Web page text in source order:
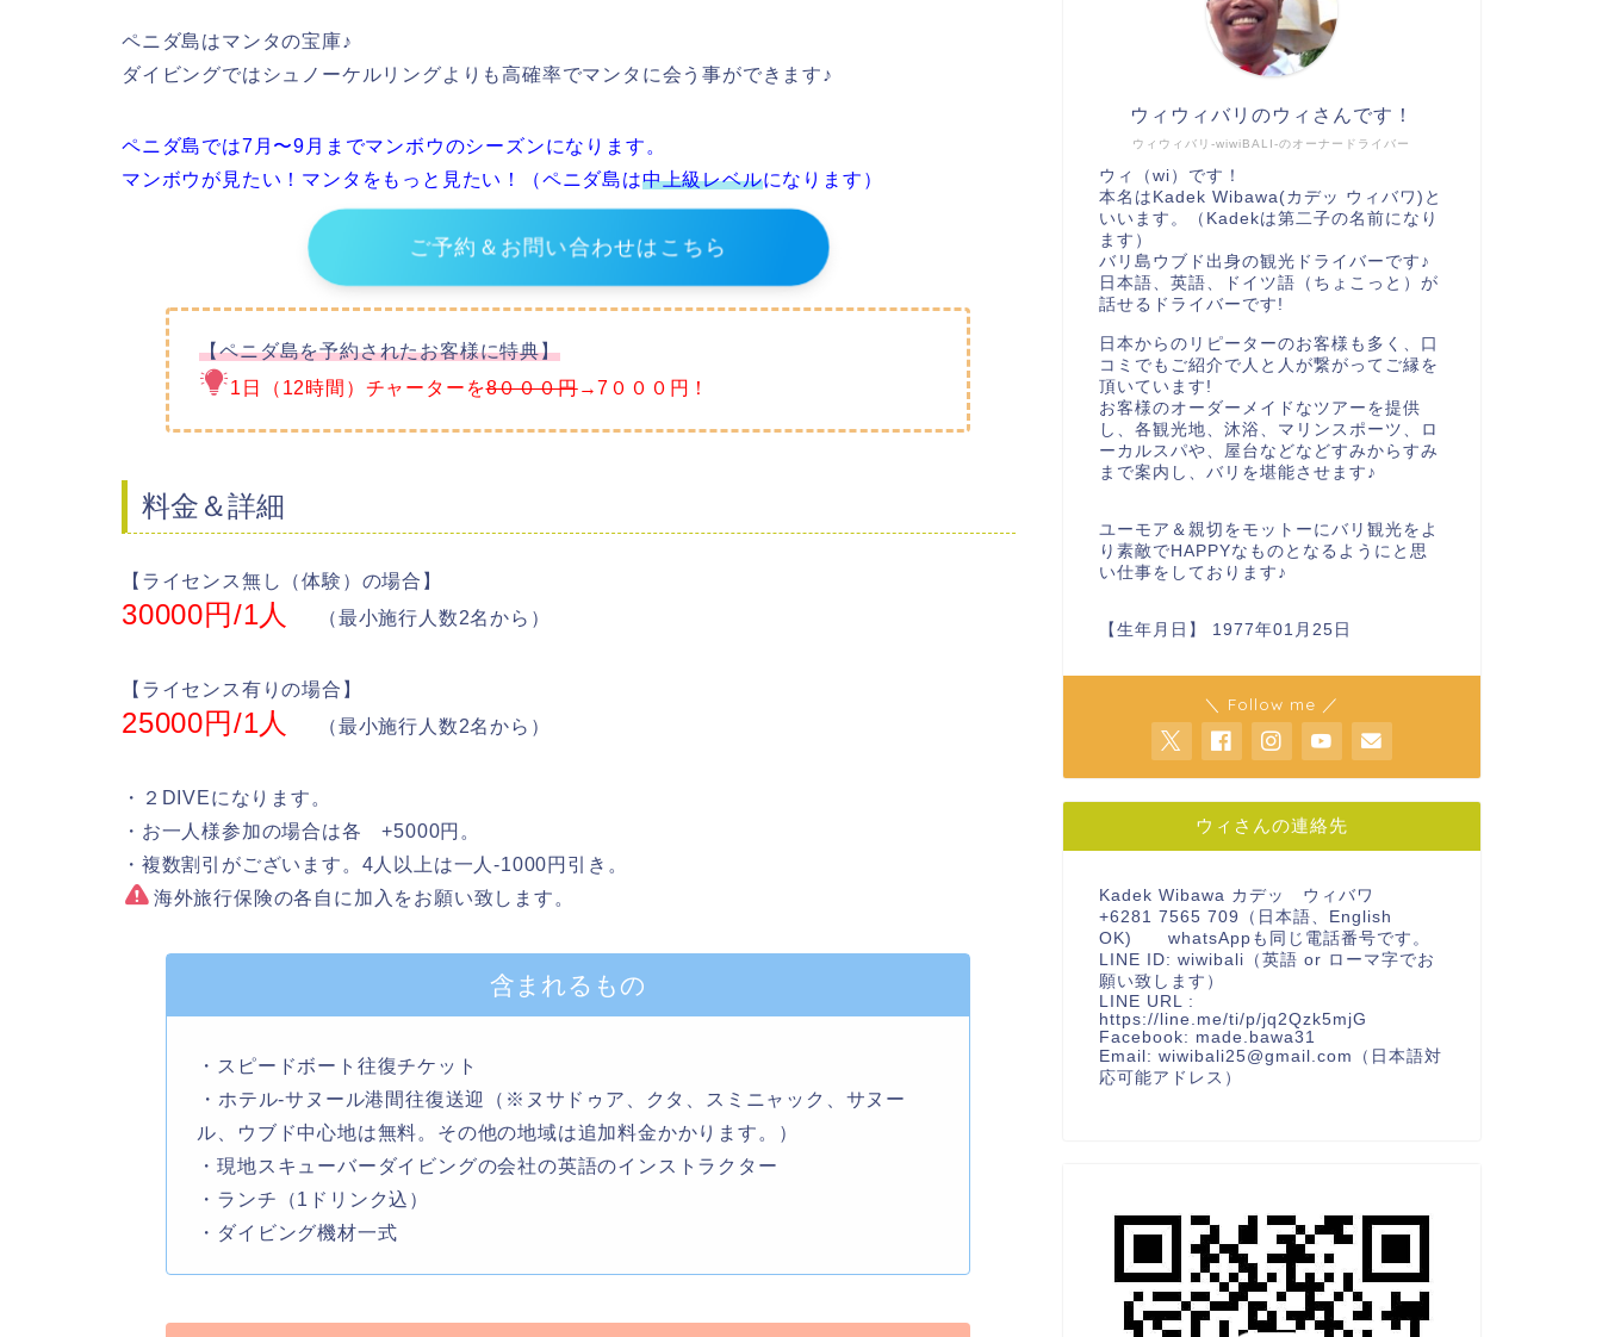
ペニダ島はマンタの宝庫♪
ダイビングではシュノーケルリングよりも高確率でマンタに会う事ができます♪
ペニダ島では7月〜9月までマンボウのシーズンになります。
マンボウが見たい！マンタをもっと見たい！（ペニダ島は中上級レベルになります）
ご予約＆お問い合わせはこちら
【ペニダ島を予約されたお客様に特典】
1日（12時間）チャーターを8０００円→7０００円！
料金＆詳細
【ライセンス無し（体験）の場合】
30000円/1人 （最小施行人数2名から）
【ライセンス有りの場合】
25000円/1人 （最小施行人数2名から）
・ ２DIVEになります。
・お一人様参加の場合は各 +5000円 。
・複数割引がございます。4人以上は一人-1000円引き 。
海外旅行保険の各自に加入をお願い致します。
含まれるもの
・スピードボート往復チケット
︎・ホテル-サヌール港間往復送迎（※ヌサドゥア、クタ、スミニャック、サヌー
ル、ウブド中心地は無料。その他の地域は追加料金かかります。）
・現地スキューバーダイビングの会社の英語のインストラクター
・ランチ（1ドリンク込）
・ダイビング機材一式
ウィウィバリ-wiwiBALI-のオーナードライバー
ウィウィバリのウィさんです！
ウィ（wi）です！
本名はKadek Wibawa(カデッ ウィバワ)と
いいます。（Kadekは第二子の名前になり
ます）
バリ島ウブド出身の観光ドライバーです♪
日本語、英語、ドイツ語（ちょこっと）が
話せるドライバーです!
日本からのリピーターのお客様も多く、口
コミでもご紹介で人と人が繋がってご縁を
頂いています!
お客様のオーダーメイドなツアーを提供
し、各観光地、沐浴、マリンスポーツ、ロ
ーカルスパや、屋台などなどすみからすみ
まで案内し、バリを堪能させます♪
ユーモア＆親切をモットーにバリ観光をよ
り素敵でHAPPYなものとなるようにと思
い仕事をしております♪
【生年月日】 1977年01月25日
＼ Follow me ／
ウィさんの連絡先
Kadek Wibawa カデッ ウィバワ
+6281 7565 709（日本語、English
OK) whatsAppも同じ電話番号です。
LINE ID: wiwibali（英語 or ローマ字でお
願い致します）
LINE URL :
https://line.me/ti/p/jq2Qzk5mjG
Facebook: made.bawa31
Email: wiwibali25@gmail.com（日本語対
応可能アドレス）